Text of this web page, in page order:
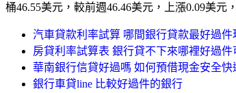
桶46.55美元，較前週46.46美元，上漲0.09美元
汽車貸款利率試算 哪間銀行貸款最好過
房貸利率試算表 銀行貸不下來哪裡好過件
華南銀行信貸好過嗎 如何預借現金安全快
銀行車貸line 比較好過件的銀行